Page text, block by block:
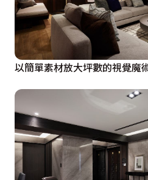
以簡單素材放大坪數的視覺魔